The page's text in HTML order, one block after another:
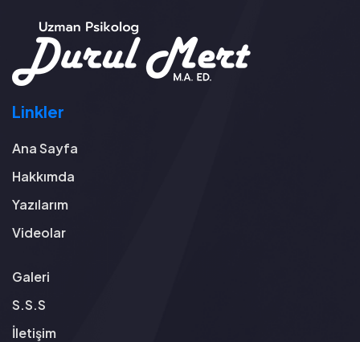
Linkler
Ana Sayfa
Hakkımda
Yazılarım
Videolar
Galeri
S.S.S
İletişim